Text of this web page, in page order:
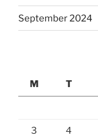
September 2024
M
T
3 4